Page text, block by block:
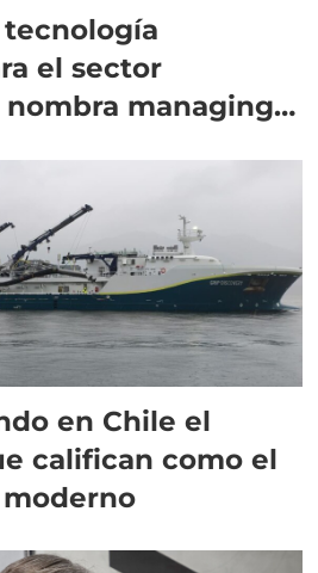
el sector
managing
en Chile el
califican como el